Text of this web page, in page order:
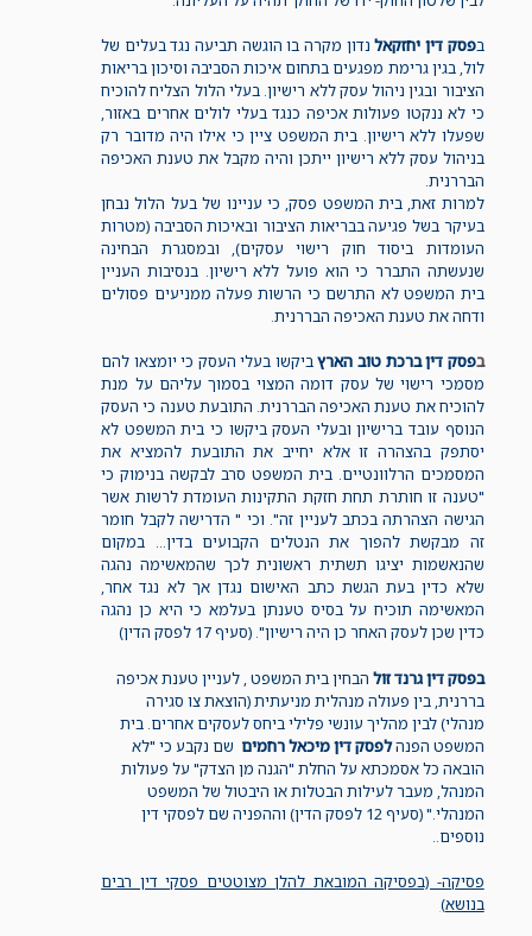
בפסק דין יחזקאלנדון מקרה בו הוגשה תביעה נגד בעלים של
לול, בגין גרימת מפגעים בתחום איכות הסביבה וסיכון בריאות
הציבור ובגין ניהול עסק ללא רישיון. בעלי הלול הצליח להוכיח
כי לא ננקטו פעולות אכיפה כנגד בעלי לולים אחרים באזור,
שפעלו ללא רישיון. בית המשפט ציין כי אילו היה מדובר רק
בניהול עסק ללא רישיון ייתכן והיה מקבל את טענת האכיפה
הבררנית.
למרות זאת, בית המשפט פסק, כי עניינו של בעל הלול נבחן
בעיקר בשל פגיעה בבריאות הציבור ובאיכות הסביבה (מטרות
העומדות ביסוד חוק רישוי עסקים), ובמסגרת הבחינה
שנעשתה התברר כי הוא פועל ללא רישיון. בנסיבות העניין
בית המשפט לא התרשם כי הרשות פעלה ממניעים פסולים
ודחה את טענת האכיפה הבררנית.
בפסק דין ברכת טוב הארץביקשו בעלי העסק כי יומצאו להם
מסמכי רישוי של עסק דומה המצוי בסמוך עליהם על מנת
להוכיח את טענת האכיפה הבררנית. התובעת טענה כי העסק
הנוסף עובד ברישיון ובעלי העסק ביקשו כי בית המשפט לא
יסתפק בהצהרה זו אלא יחייב את התובעת להמציא את
המסמכים הרלוונטיים. בית המשפט סרב לבקשה בנימוק כי
"טענה זו חותרת תחת חזקת התקינות העומדת לרשות אשר
הגישה הצהרתה בכתב לעניין זה". וכי " הדרישה לקבל חומר
זה מבקשת להפוך את הנטלים הקבועים בדין… במקום
שהנאשמות יציגו תשתית ראשונית לכך שהמאשימה נהגה
שלא כדין בעת הגשת כתב האישום נגדן אך לא נגד אחר,
המאשימה תוכיח על בסיס טענתן בעלמא כי היא כן נהגה
כדין שכן לעסק האחר כן היה רישיון". (סעיף 17 לפסק הדין)
בפסק דין גרנד זול הבחין בית המשפט , לעניין טענת אכיפה
בררנית, בין פעולה מנהלית מניעתית (הוצאת צו סגירה
מנהלי) לבין מהליך עונשי פלילי ביחס לעסקים אחרים. בית
המשפט הפנהלפסק דין מיכאל רחמים שם נקבע כי "לא
הובאה כל אסמכתא על החלת "הגנה מן הצדק" על פעולות
המנהל, מעבר לעילות הבטלות או היבטול של המשפט
המנהלי." (סעיף 12 לפסק הדין) וההפניה שם לפסקי דין
נוספים..
פסיקה- (בפסיקה המובאת להלן מצוטטים פסקי דין רבים
בנושא)